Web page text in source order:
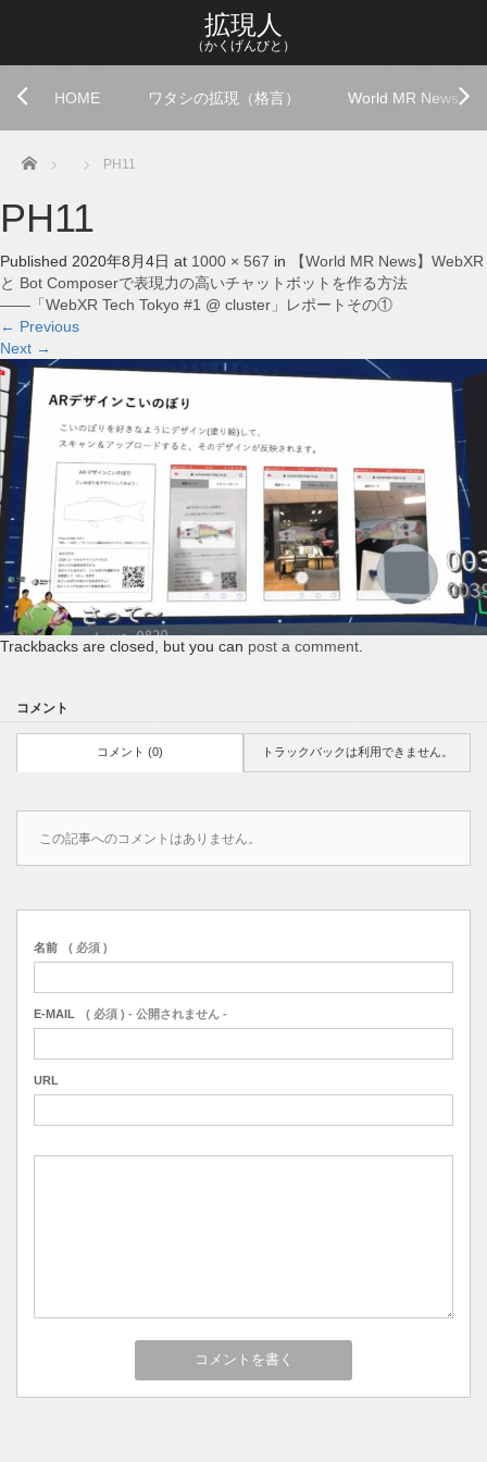
拡現人
（かくげんびと）
HOME ワタシの拡現（格言） World MR News
Home PH11
PH11
Published 2020年8月4日 at 1000 × 567 in
【World MR News】WebXR
と Bot Composerで表現力の高いチャットボットを作る方法
――「WebXR Tech Tokyo #1 @ cluster」レポートその①
← Previous
Next →
Trackbacks are closed, but you can post a comment
コメント
コメント (0) トラックバックは利用できません。
この記事へのコメントはありません。
名前 ( 必須 )
E-MAIL ( 必須 ) - 公開されません -
URL